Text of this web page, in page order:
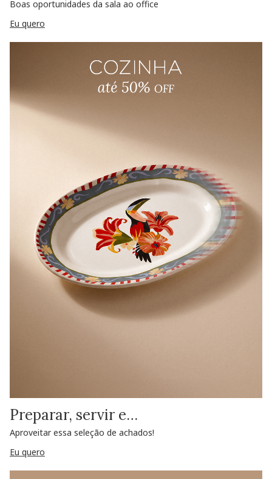
Boas oportunidades da sala ao office
Eu quero
Preparar, servir e…
Aproveitar essa seleção de achados!
Eu quero